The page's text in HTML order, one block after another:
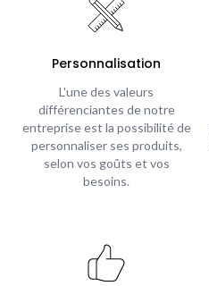
Personnalisation
L'une des valeurs
différenciantes de notre
entreprise est la possibilité de
personnaliser ses produits,
selon vos goûts et vos
besoins.